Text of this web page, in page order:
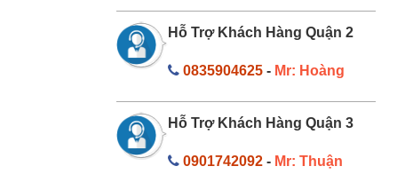
Hỗ Trợ Khách Hàng Quận 2
0835904625 - Mr: Hoàng
Hỗ Trợ Khách Hàng Quận 3
0901742092 - Mr: Thuận